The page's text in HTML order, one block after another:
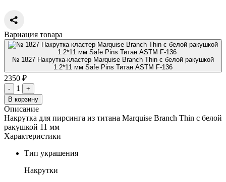
Вариация товара
№ 1827 Накрутка-кластер Marquise Branch Thin с белой ракушкой
1.2*11 мм Safe Pins Титан ASTM F-136
2350 ₽
- 1
+
В корзину
Описание
Накрутка для пирсинга из титана Marquise Branch Thin с белой
ракушкой 11 мм
Характеристики
Тип украшения
Накрутки